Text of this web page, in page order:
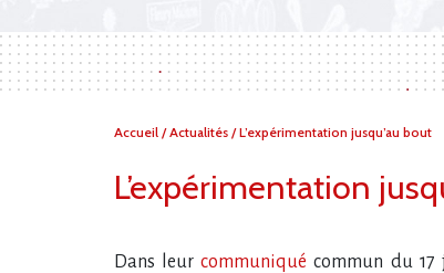
Campagnes
multimarques
Vous
Accueil /Actualités /L’expérimentation jusqu’au bout
L’expérimentation
Dans leurcommuniqué commun du 17